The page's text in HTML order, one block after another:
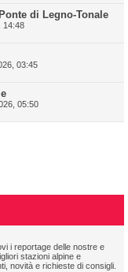
di Legno-Tonale
14:48
03:45
05:50
i reportage delle nostre e
stazioni alpine e
novità e richieste di consigli.